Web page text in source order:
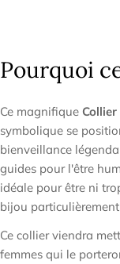
Pourquoi
Ce magnifique
symbolique se
bienveillance
guides pour l'être
idéale pour être ni
bijou
Ce collier viendra
femmes qui le